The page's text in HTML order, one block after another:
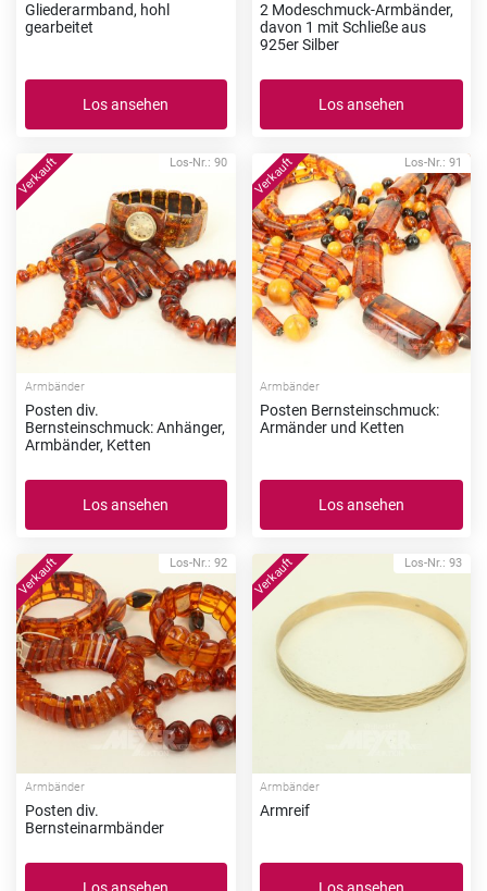
Gliederarmband, hohl
gearbeitet
Los ansehen
2 Modeschmuck-Armbänder,
davon 1 mit Schließe aus
925er Silber
Los ansehen
Los-Nr.: 90
Armbänder
Posten div.
Bernsteinschmuck: Anhänger,
Armbänder, Ketten
Los ansehen
Los-Nr.: 91
Armbänder
Posten Bernsteinschmuck:
Armänder und Ketten
Los ansehen
Los-Nr.: 92
Armbänder
Posten div.
Bernsteinarmbänder
Los ansehen
Los-Nr.: 93
Armbänder
Armreif
Los ansehen